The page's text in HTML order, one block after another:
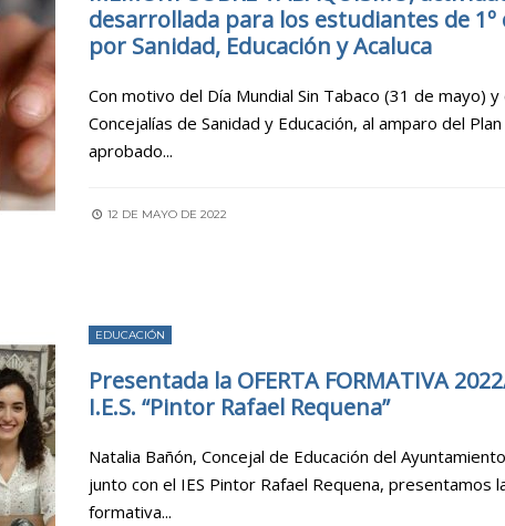
desarrollada para los estudiantes de 1º
por Sanidad, Educación y Acaluca
Con motivo del Día Mundial Sin Tabaco (31 de mayo)
Concejalías de Sanidad y Educación, al amparo del
aprobado...
12 DE MAYO DE 2022
EDUCACIÓN
Presentada la OFERTA FORMATIVA
I.E.S. “Pintor Rafael Requena”
Natalia Bañón, Concejal de Educación del
junto con el IES Pintor Rafael Requena, presentamos
formativa...